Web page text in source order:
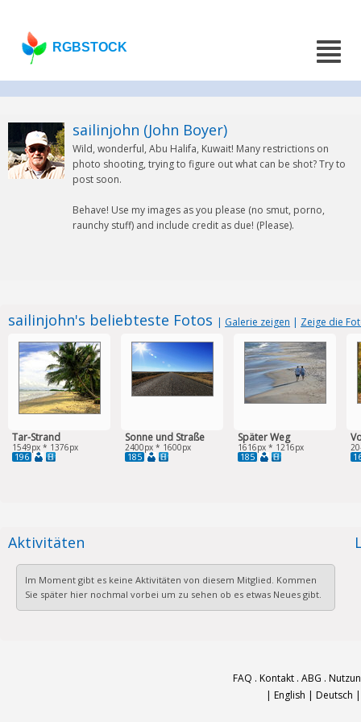
RGBSTOCK
sailinjohn (John Boyer)
Wild, wonderful, Abu Halifa, Kuwait! Many restrictions on
photo shooting, trying to figure out what can be shot? Try to
post soon.
Behave! Use my images as you please (no smut, porno,
raunchy stuff) and include credit as due! (Please).
sailinjohn's beliebteste Fotos | Galerie zeigen | Zeige die
Tar-Strand
1549px * 1376px
196
Sonne und Straße
2400px * 1600px
185
Später Weg
1616px * 1216px
185
Aktivitäten
Im Moment gibt es keine Aktivitäten von diesem Mitglied. Kommen
Sie später hier nochmal vorbei um zu sehen ob es etwas Neues gibt.
FAQ . Kontakt . ABG .
| English | Deutsch